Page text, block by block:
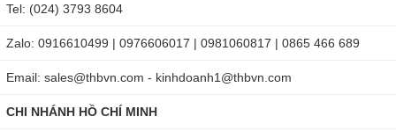
Tel: (024) 3793 8604
Zalo: 0916610499 | 0976606017 | 0981060817 | 0865 466 689
Email: sales@thbvn.com - kinhdoanh1@thbvn.com
CHI NHÁNH HỒ CHÍ MINH